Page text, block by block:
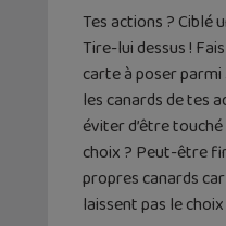
Tes actions ? Ciblé
Tire-lui dessus !
carte à poser
les canards de tes
éviter d’être
choix ? Peut-être
propres canards
laissent pas le choix